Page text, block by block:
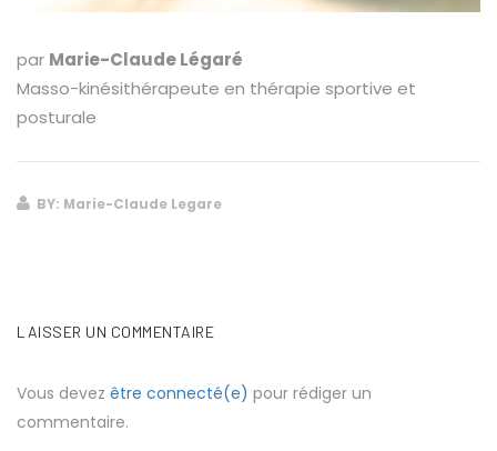
par Marie-Claude Légaré
Masso-kinésithérapeute en thérapie sportive et
posturale
BY: Marie-Claude Legare
LAISSER UN COMMENTAIRE
Vous devez être connecté(e) pour rédiger un
commentaire.